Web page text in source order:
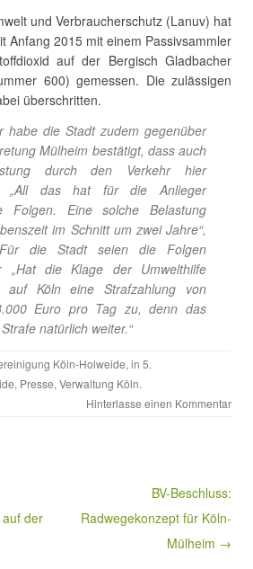
und Verbraucherschutz (Lanuv) hat
Anfang 2015 mit einem Passivsammler
auf der Bergisch Gladbacher
600) gemessen. Die zulässigen
überschritten.
habe die Stadt zudem gegenüber
Mülheim bestätigt, dass auch
durch den Verkehr hier
„All das hat für die Anlieger
Folgen. Eine solche Belastung
im Schnitt um zwei Jahre“,
die Stadt seien die Folgen
„Hat die Klage der Umwelthilfe
auf Köln eine Strafzahlung von
Euro pro Tag zu, denn das
natürlich weiter.“
Köln-Holweide, in 5.
, Presse, Verwaltung Köln.
Hinterlasse einen Kommentar
der
BV-Beschluss:
Radwegekonzept für Köln-
Mülheim →